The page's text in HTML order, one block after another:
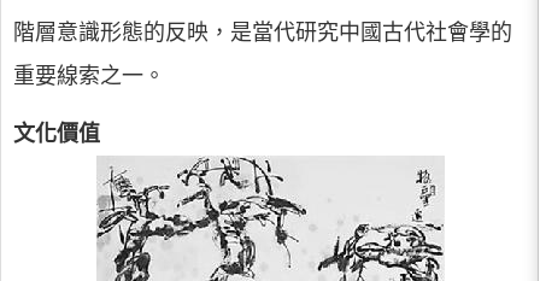
階層意識形態的反映，是當代研究中國古代社會學的
重要線索之一。
文化價值